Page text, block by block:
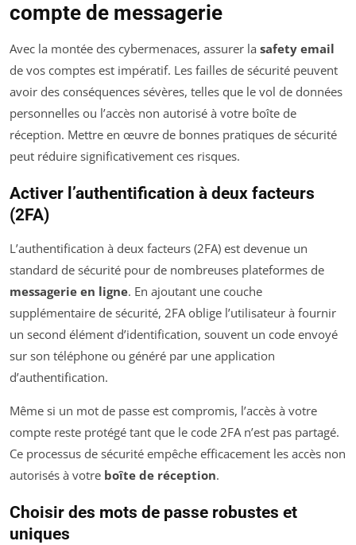
compte de messagerie
Avec la montée des cybermenaces, assurer la safety email
de vos comptes est impératif. Les failles de sécurité peuvent
avoir des conséquences sévères, telles que le vol de données
personnelles ou l’accès non autorisé à votre boîte de
réception. Mettre en œuvre de bonnes pratiques de sécurité
peut réduire significativement ces risques.
Activer l’authentification à deux facteurs
(2FA)
L’authentification à deux facteurs (2FA) est devenue un
standard de sécurité pour de nombreuses plateformes de
messagerie en ligne. En ajoutant une couche
supplémentaire de sécurité, 2FA oblige l’utilisateur à fournir
un second élément d’identification, souvent un code envoyé
sur son téléphone ou généré par une application
d’authentification.
Même si un mot de passe est compromis, l’accès à votre
compte reste protégé tant que le code 2FA n’est pas partagé.
Ce processus de sécurité empêche efficacement les accès non
autorisés à votre boîte de réception.
Choisir des mots de passe robustes et
uniques